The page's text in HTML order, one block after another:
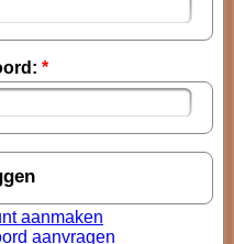
*
aanmaken
aanvragen